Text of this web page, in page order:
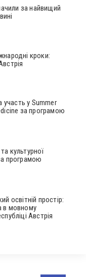
за найвищий
кроки:
у Summer
за програмою
культурної
програмою
освітній простір:
в мовному
Австрія